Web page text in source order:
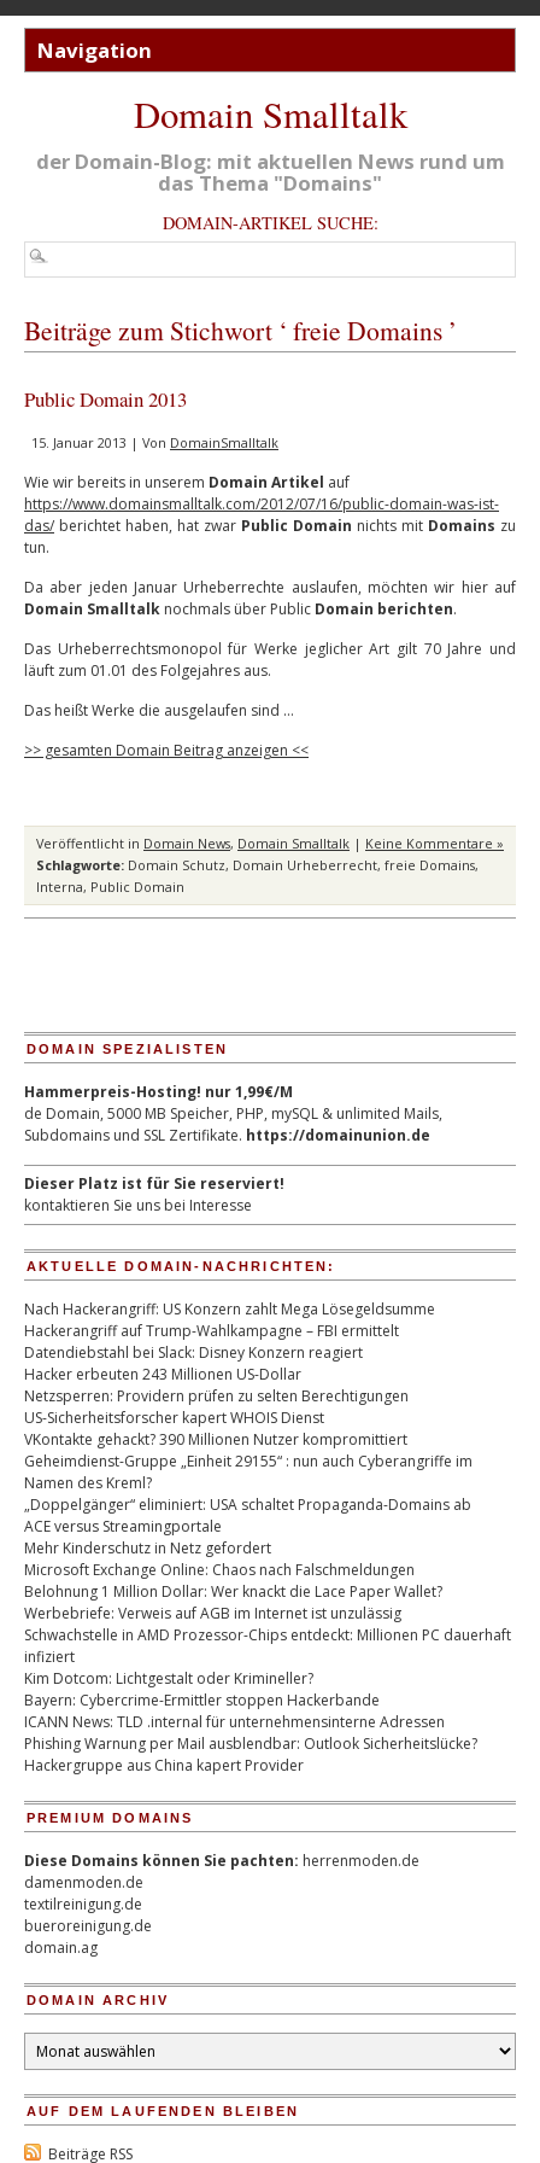
Domain Smalltalk
der Domain-Blog: mit aktuellen News rund um
das Thema "Domains"
DOMAIN-ARTIKEL SUCHE:
Beiträge zum Stichwort ‘ freie Domains ’
Public Domain 2013
15. Januar 2013 | Von DomainSmalltalk
Wie wir bereits in unserem Domain Artikel auf
https://www.domainsmalltalk.com/2012/07/16/public-domain-was-ist-
das/ berichtet haben, hat zwar Public Domain nichts mit Domains zu
tun.
Da aber jeden Januar Urheberrechte auslaufen, möchten wir hier auf
Domain Smalltalk nochmals über Public Domain berichten.
Das Urheberrechtsmonopol für Werke jeglicher Art gilt 70 Jahre und
läuft zum 01.01 des Folgejahres aus.
Das heißt Werke die ausgelaufen sind …
>> gesamten Domain Beitrag anzeigen <<
Veröffentlicht in Domain News, Domain Smalltalk | Keine Kommentare »
Schlagworte: Domain Schutz, Domain Urheberrecht, freie Domains,
Interna, Public Domain
DOMAIN SPEZIALISTEN
Hammerpreis-Hosting! nur 1,99€/M
de Domain, 5000 MB Speicher, PHP, mySQL & unlimited Mails,
Subdomains und SSL Zertifikate. https://domainunion.de
Dieser Platz ist für Sie reserviert!
kontaktieren Sie uns bei Interesse
AKTUELLE DOMAIN-NACHRICHTEN:
Nach Hackerangriff: US Konzern zahlt Mega Lösegeldsumme
Hackerangriff auf Trump-Wahlkampagne – FBI ermittelt
Datendiebstahl bei Slack: Disney Konzern reagiert
Hacker erbeuten 243 Millionen US-Dollar
Netzsperren: Providern prüfen zu selten Berechtigungen
US-Sicherheitsforscher kapert WHOIS Dienst
VKontakte gehackt? 390 Millionen Nutzer kompromittiert
Geheimdienst-Gruppe „Einheit 29155“ : nun auch Cyberangriffe im
Namen des Kreml?
„Doppelgänger“ eliminiert: USA schaltet Propaganda-Domains ab
ACE versus Streamingportale
Mehr Kinderschutz in Netz gefordert
Microsoft Exchange Online: Chaos nach Falschmeldungen
Belohnung 1 Million Dollar: Wer knackt die Lace Paper Wallet?
Werbebriefe: Verweis auf AGB im Internet ist unzulässig
Schwachstelle in AMD Prozessor-Chips entdeckt: Millionen PC dauerhaft
infiziert
Kim Dotcom: Lichtgestalt oder Krimineller?
Bayern: Cybercrime-Ermittler stoppen Hackerbande
ICANN News: TLD .internal für unternehmensinterne Adressen
Phishing Warnung per Mail ausblendbar: Outlook Sicherheitslücke?
Hackergruppe aus China kapert Provider
PREMIUM DOMAINS
Diese Domains können Sie pachten: herrenmoden.de
damenmoden.de
textilreinigung.de
bueroreinigung.de
domain.ag
DOMAIN ARCHIV
Domain
Archiv
AUF DEM LAUFENDEN BLEIBEN
Beiträge RSS